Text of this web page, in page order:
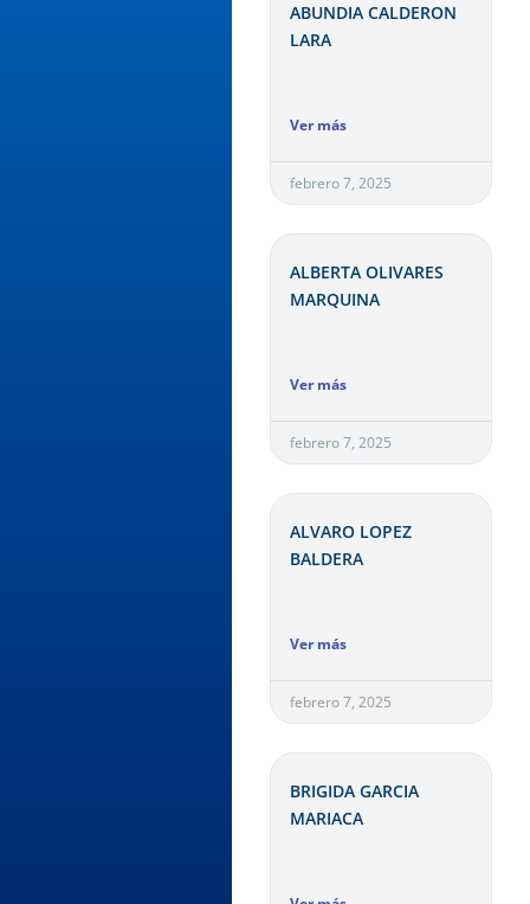
ABUNDIA CALDERON
LARA
Ver más
febrero 7, 2025
ALBERTA OLIVARES
MARQUINA
Ver más
febrero 7, 2025
ALVARO LOPEZ
BALDERA
Ver más
febrero 7, 2025
BRIGIDA GARCIA
MARIACA